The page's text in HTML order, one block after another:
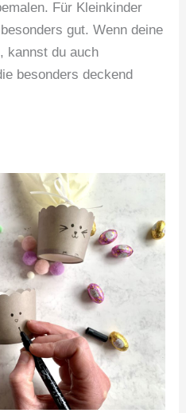
Für Kleinkinder
gut. Wenn deine
kannst du auch
besonders deckend